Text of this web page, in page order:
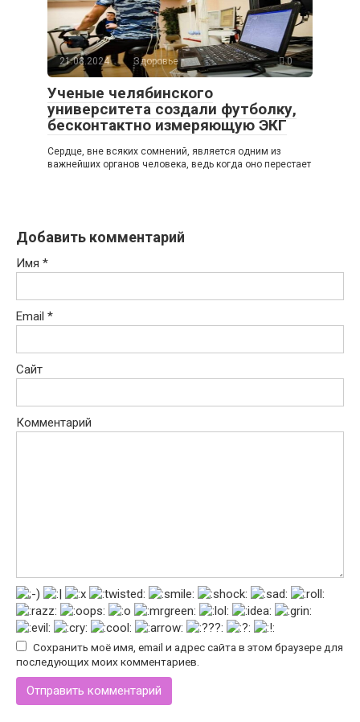
21.08.2024 Здоровье 0
Ученые челябинского
университета создали футболку,
бесконтактно измеряющую ЭКГ
Сердце, вне всяких сомнений, является одним из
важнейших органов человека, ведь когда оно перестает
Добавить комментарий
Имя *
Email *
Сайт
Комментарий
Сохранить моё имя, email и адрес сайта в этом браузере для
последующих моих комментариев.